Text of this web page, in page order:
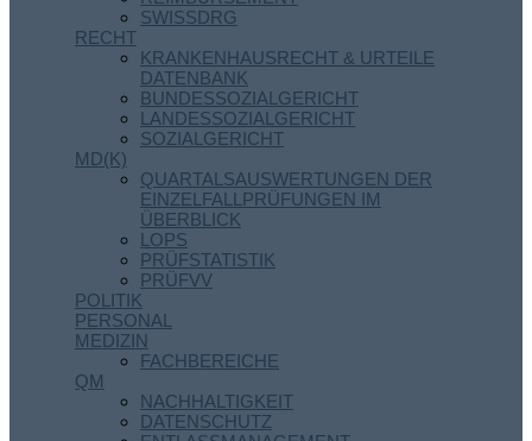
SWISSDRG
RECHT
KRANKENHAUSRECHT & URTEILE
DATENBANK
BUNDESSOZIALGERICHT
LANDESSOZIALGERICHT
SOZIALGERICHT
MD(K)
QUARTALSAUSWERTUNGEN DER
EINZELFALLPRÜFUNGEN IM
ÜBERBLICK
LOPS
PRÜFSTATISTIK
PRÜFVV
POLITIK
PERSONAL
MEDIZIN
FACHBEREICHE
QM
NACHHALTIGKEIT
DATENSCHUTZ